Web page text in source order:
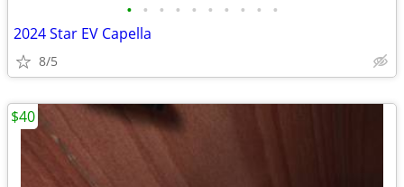
• • • • • • • • • •
2024 Star EV Capella
8/5
$40